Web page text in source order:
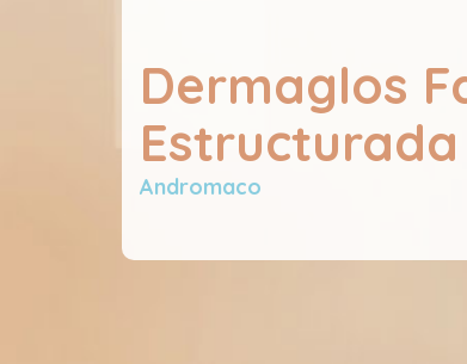
Dermaglos
Estructurada
Andromaco